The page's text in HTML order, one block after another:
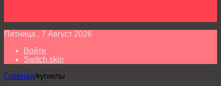
Пятница , 7 Август 2026
Войти
Switch skin
Главная/кугиклы